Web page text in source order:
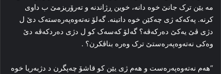
مه‌ یێن ترک جانێ خوه‌ دانه‌، خوین ڕژاندنه‌ و ته‌رۆریزمێ ب داوی
کرنه‌. پەکەکە ژی چه‌کێن خوه‌ داتینه‌. گه‌لۆ نه‌ته‌وه‌په‌ره‌سته‌ک دێ ل
دژی ڤێ یه‌کێ ده‌رکه‌ڤه‌؟ گه‌لۆ که‌سه‌ک کو ل دژی ده‌ردکه‌ڤه‌ دێ
وه‌کی نه‌ته‌وه‌په‌ره‌ستێ ترک وه‌ره‌ بناڤکرن؟ ‌.
“هه‌م نه‌ته‌وه‌په‌ره‌ست و هه‌م ژی یێن کو قاشۆ چه‌پگرن د دژبه‌ریا خوه‌